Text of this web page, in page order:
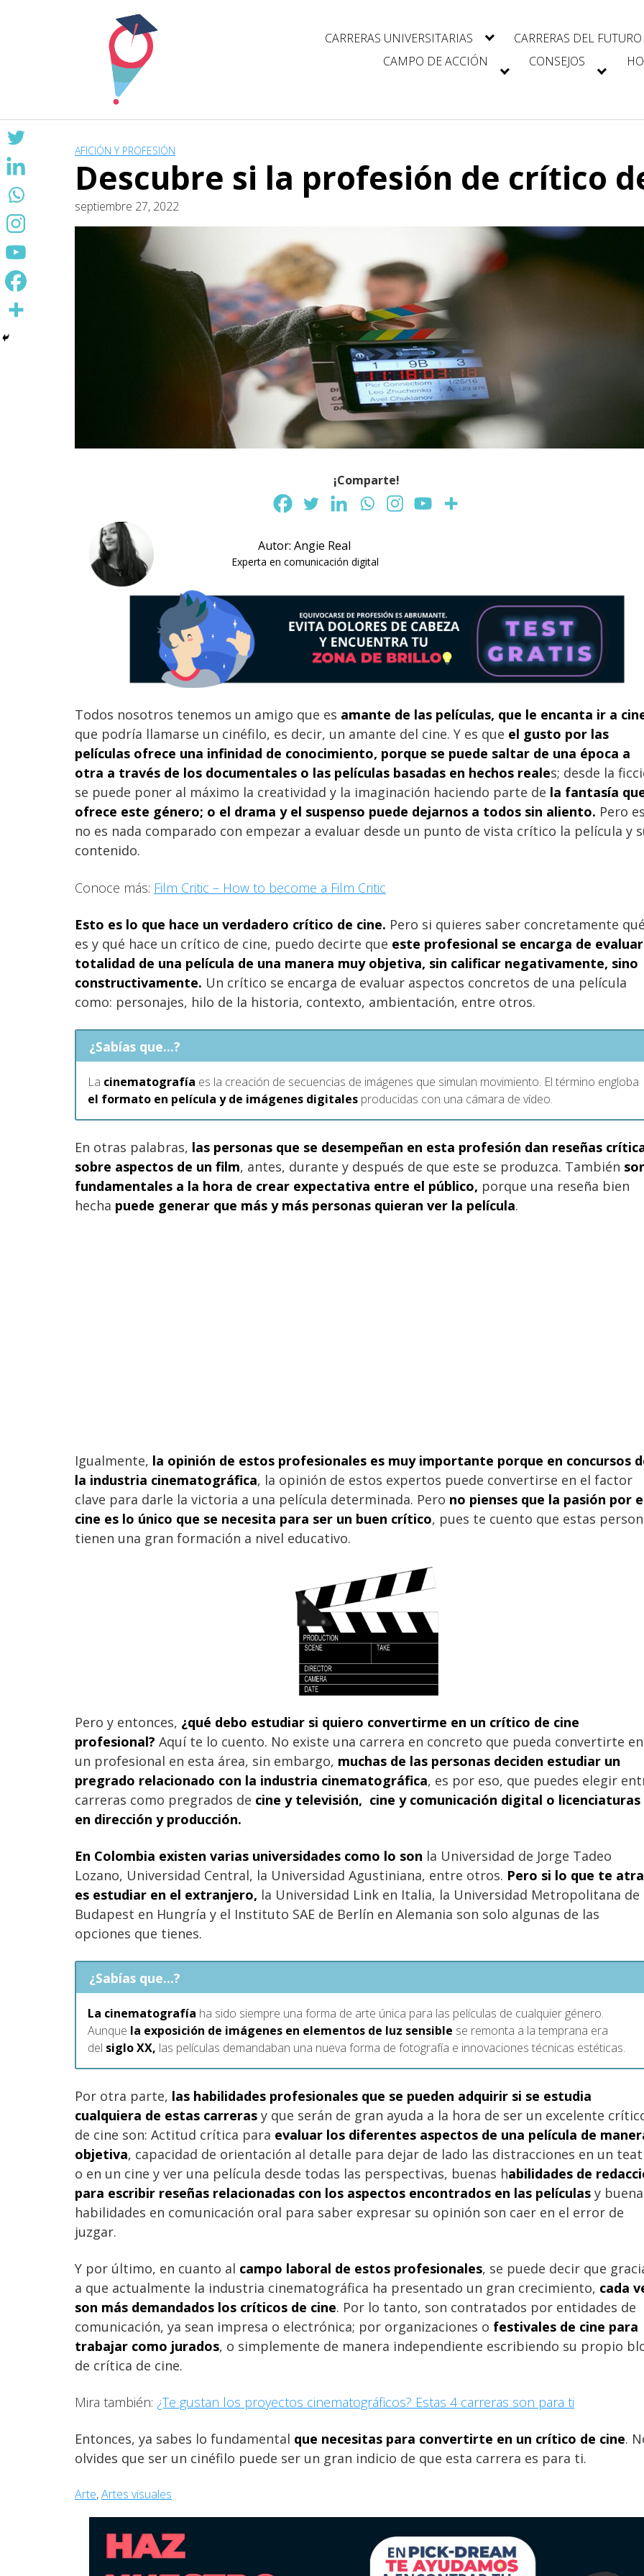
CARRERAS UNIVERSITARIAS
CARRERAS DEL FUTURO
CAMPO DE ACCIÓN
CONSEJOS
AFICIÓN Y PROFESIÓN
Descubre si la profesión de crítico
septiembre 27, 2022
¡Comparte!
Autor: Angie Real
Experta en comunicación digital
Todos nosotros tenemos un amigo que es amante de las películas, que le encanta ir a
que podría llamarse un cinéfilo, es decir, un amante del cine. Y es que el gusto por las
películas ofrece una infinidad de conocimiento, porque se puede saltar de una época a
otra a través de los documentales o las películas basadas en hechos reales; desde la
se puede poner al máximo la creatividad y la imaginación haciendo parte de la fantasía
ofrece este género; o el drama y el suspenso puede dejarnos a todos sin aliento. Pero
no es nada comparado con empezar a evaluar desde un punto de vista crítico la película y
contenido.
Conoce más: Film Critic – How to become a Film Critic
Esto es lo que hace un verdadero crítico de cine. Pero si quieres saber concretamente
es y qué hace un crítico de cine, puedo decirte que este profesional se encarga de
totalidad de una película de una manera muy objetiva, sin calificar negativamente, sino
constructivamente. Un crítico se encarga de evaluar aspectos concretos de una película
como: personajes, hilo de la historia, contexto, ambientación, entre otros.
¿Sabías que...?
La cinematografía es la creación de secuencias de imágenes que simulan movimiento. El término engloba
el formato en película y de imágenes digitales producidas con una cámara de vídeo.
En otras palabras, las personas que se desempeñan en esta profesión dan reseñas
sobre aspectos de un film, antes, durante y después de que este se produzca. También
fundamentales a la hora de crear expectativa entre el público, porque una reseña bien
hecha puede generar que más y más personas quieran ver la película.
Igualmente, la opinión de estos profesionales es muy importante porque en concursos
la industria cinematográfica, la opinión de estos expertos puede convertirse en el factor
clave para darle la victoria a una película determinada. Pero no pienses que la pasión por
cine es lo único que se necesita para ser un buen crítico, pues te cuento que estas
tienen una gran formación a nivel educativo.
Pero y entonces, ¿qué debo estudiar si quiero convertirme en un crítico de cine
profesional? Aquí te lo cuento. No existe una carrera en concreto que pueda convertirte en
un profesional en esta área, sin embargo, muchas de las personas deciden estudiar un
pregrado relacionado con la industria cinematográfica, es por eso, que puedes elegir
carreras como pregrados de cine y televisión, cine y comunicación digital o licenciaturas
en dirección y producción.
En Colombia existen varias universidades como lo son la Universidad de Jorge Tadeo
Lozano, Universidad Central, la Universidad Agustiniana, entre otros. Pero si lo que te
es estudiar en el extranjero, la Universidad Link en Italia, la Universidad Metropolitana de
Budapest en Hungría y el Instituto SAE de Berlín en Alemania son solo algunas de las
opciones que tienes.
¿Sabías que...?
La cinematografía ha sido siempre una forma de arte única para las películas de cualquier género.
Aunque la exposición de imágenes en elementos de luz sensible se remonta a la temprana era
del siglo XX, las películas demandaban una nueva forma de fotografía e innovaciones técnicas estéticas.
Por otra parte, las habilidades profesionales que se pueden adquirir si se estudia
cualquiera de estas carreras y que serán de gran ayuda a la hora de ser un excelente
de cine son: Actitud crítica para evaluar los diferentes aspectos de una película de
objetiva, capacidad de orientación al detalle para dejar de lado las distracciones en un
o en un cine y ver una película desde todas las perspectivas, buenas habilidades de
para escribir reseñas relacionadas con los aspectos encontrados en las películas y
habilidades en comunicación oral para saber expresar su opinión son caer en el error de
juzgar.
Y por último, en cuanto al campo laboral de estos profesionales, se puede decir que
a que actualmente la industria cinematográfica ha presentado un gran crecimiento, cada
son más demandados los críticos de cine. Por lo tanto, son contratados por entidades de
comunicación, ya sean impresa o electrónica; por organizaciones o festivales de cine para
trabajar como jurados, o simplemente de manera independiente escribiendo su propio
de crítica de cine.
Mira también: ¿Te gustan los proyectos cinematográficos? Estas 4 carreras son para ti
Entonces, ya sabes lo fundamental que necesitas para convertirte en un crítico de cine.
olvides que ser un cinéfilo puede ser un gran indicio de que esta carrera es para ti.
Arte, Artes visuales